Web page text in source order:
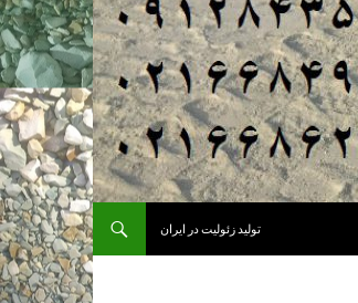
تولید زئولیت در ایران